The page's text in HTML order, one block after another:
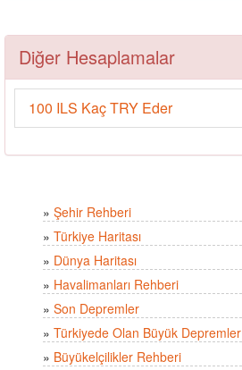
Diğer Hesaplamalar
100 ILS Kaç TRY Eder
» Şehir Rehberi
» Türkiye Haritası
» Dünya Haritası
» Havalimanları Rehberi
» Son Depremler
» Türkiyede Olan Büyük Depremler
» Büyükelçilikler Rehberi